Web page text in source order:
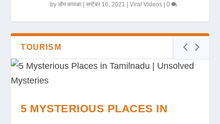
byडोम कावळा |सप्टेंबर 16, 2021 |Viral Videos |0
TOURISM
5 MYSTERIOUS PLACES IN